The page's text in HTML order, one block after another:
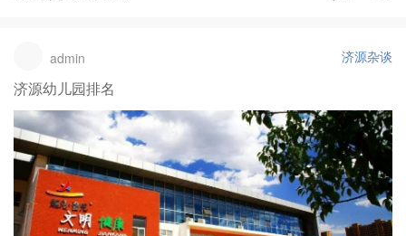
admin 济源杂谈
济源幼儿园排名